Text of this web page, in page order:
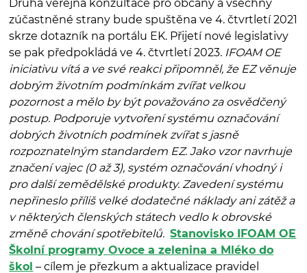
Druhá veřejná konzultace pro občany a všechny
zúčastněné strany bude spuštěna ve 4. čtvrtletí 2021
skrze dotazník na portálu EK. Přijetí nové legislativy
se pak předpokládá ve 4. čtvrtletí 2023. IFOAM OE
iniciativu vítá a ve své reakci připomněl, že EZ věnuje
dobrým životním podmínkám zvířat velkou
pozornost a mělo by být považováno za osvědčený
postup. Podporuje vytvoření systému označování
dobrých životních podmínek zvířat s jasně
rozpoznatelným standardem EZ. Jako vzor navrhuje
značení vajec (0 až 3), systém označování vhodný i
pro další zemědělské produkty. Zavedení systému
nepřineslo příliš velké dodatečné náklady ani zátěž a
v některých členských státech vedlo k obrovské
změně chování spotřebitelů.Stanovisko IFOAM OE
Školní programy Ovoce a zelenina a Mléko do
škol – cílem je přezkum a aktualizace pravidel